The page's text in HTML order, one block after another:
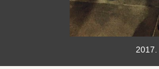
2017.